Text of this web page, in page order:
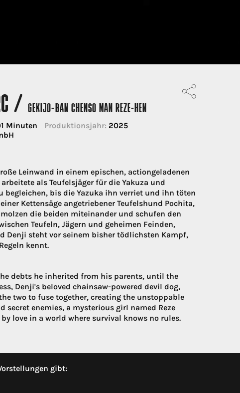
/GEKIJO-BAN CHENSO MAN REZE-HEN
Minuten Produktionsjahr: 2025
Leinwand in einem epischen, actiongeladenen
als Teufelsjäger für die Yakuza und
begleichen, bis die Yazuka ihn verriet und ihn töten
Kettensäge angetriebener Teufelshund Pochita,
die beiden miteinander und schufen den
Teufeln, Jägern und geheimen Feinden,
Denji steht vor seinem bisher tödlichsten Kampf,
kennt.
debts he inherited from his parents, until the
Denji's beloved chainsaw-powered devil dog,
two to fuse together, creating the unstoppable
secret enemies, a mysterious girl named Reze
love in a world where survival knows no rules.
gibt: